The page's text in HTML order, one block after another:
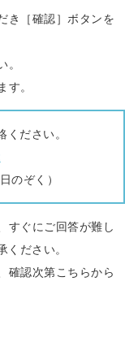
き［確認］ボタンを
。
ださい。
のぞく）
すぐにご回答が難し
ださい。
確認次第こちらから